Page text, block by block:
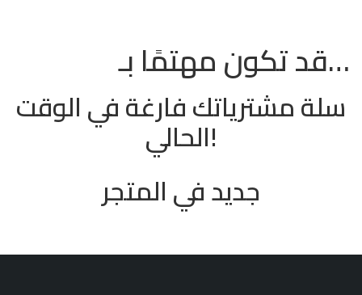
قد تكون مهتمًا بـ…
سلة مشترياتك فارغة في الوقت
الحالي!
جديد في المتجر